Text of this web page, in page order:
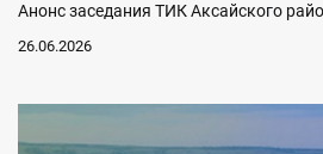
Анонс заседания ТИК Аксайского
26.06.2026